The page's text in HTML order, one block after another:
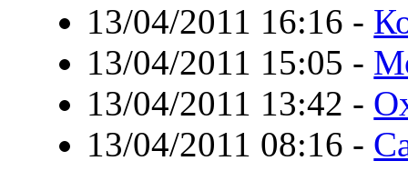
13/04/2011 16:16 -
13/04/2011 15:05 -
13/04/2011 13:42 -
13/04/2011 08:16 -